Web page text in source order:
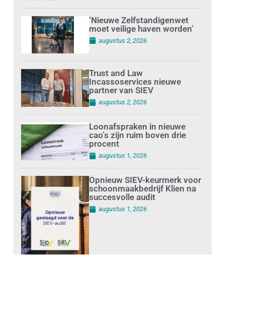
‘Nieuwe Zelfstandigenwet
moet veilige haven worden’
augustus 2, 2026
Trust and Law
Incassoservices nieuwe
partner van SIEV
augustus 2, 2026
Loonafspraken in nieuwe
cao’s zijn ruim boven drie
procent
augustus 1, 2026
Opnieuw SIEV-keurmerk voor
schoonmaakbedrijf Klien na
succesvolle audit
augustus 1, 2026